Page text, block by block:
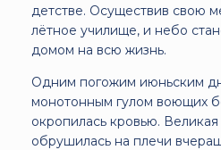
детстве. Осуществив свою
лётное училище, и небо
домом на всю жизнь.
Одним погожим июньским
монотонным гулом воющих
окропилась кровью.
обрушилась на плечи